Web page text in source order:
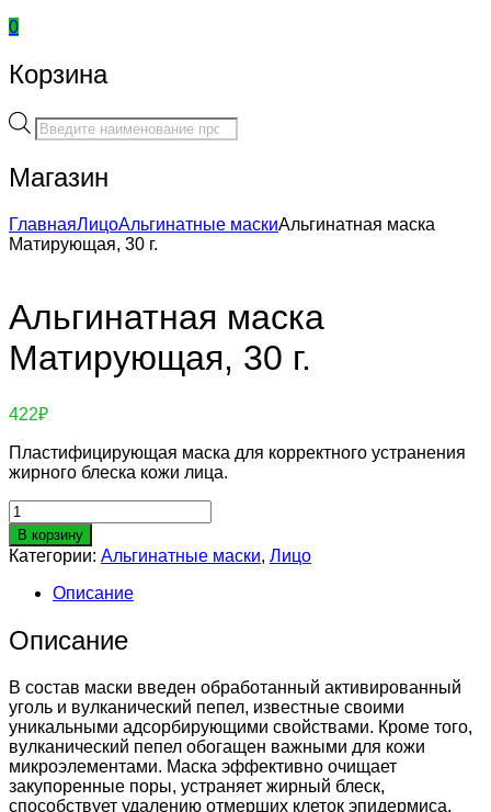
0
Корзина
Поиск
товаров
Магазин
ГлавнаяЛицоАльгинатные маскиАльгинатная маска
Матирующая, 30 г.
Альгинатная маска
Матирующая, 30 г.
422₽
Пластифицирующая маска для корректного устранения
жирного блеска кожи лица.
Количество
товара
Альгинатная
маска
Матирующая,
г.
В корзину
Категории: Альгинатные маски, Лицо
Описание
Описание
В состав маски введен обработанный активированный
уголь и вулканический пепел, известные своими
уникальными адсорбирующими свойствами. Кроме того,
вулканический пепел обогащен важными для кожи
микроэлементами. Маска эффективно очищает
закупоренные поры, устраняет жирный блеск,
способствует удалению отмерших клеток эпидермиса,